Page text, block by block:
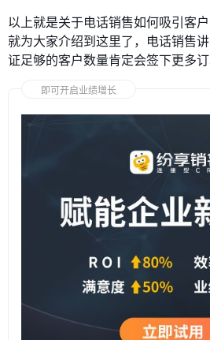
以上就是关于电话销售如何吸引客
就为大家介绍到这里了，电话销售
证足够的客户数量肯定会签下更多订
即可开启业绩增长